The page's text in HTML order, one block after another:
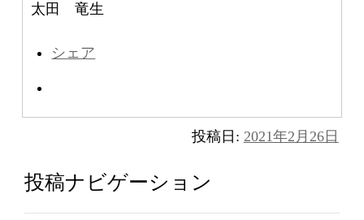
太田 竜生
シェア
投稿日: 2021年2月26日
投稿ナビゲーション